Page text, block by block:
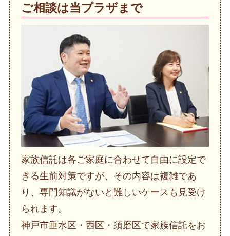
ご相談は当プラザまで
家族信託は各ご家庭に合わせて自由に設定で
きる生前対策ですが、その内容は複雑であ
り、専門知識がないと難しいケースも見受け
られます。
神戸市垂水区・西区・須磨区で家族信託をお